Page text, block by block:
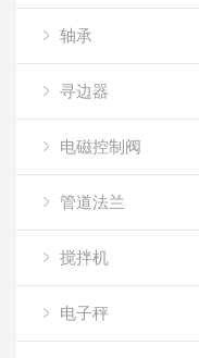
轴承
寻边器
电磁控制阀
管道法兰
搅拌机
电子秤